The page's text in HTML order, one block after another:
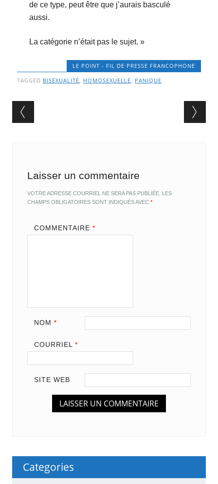
de ce type, peut être que j’aurais basculé
aussi.
La catégorie n’était pas le sujet. »
LE POINT - FIL DE PRESSE FRANCOPHONE
TAGGED BISEXUALITÉ, HOMOSEXUELLE, PANIQUE
Post navigation
Laisser un commentaire
VOTRE ADRESSE COURRIEL NE SERA PAS PUBLIÉE. LES
CHAMPS OBLIGATOIRES SONT INDIQUÉS AVEC*
COMMENTAIRE *
NOM *
COURRIEL *
SITE WEB
Categories